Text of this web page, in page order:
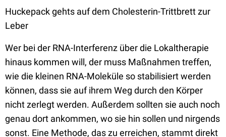
Huckepack gehts auf dem Cholesterin-Trittbrett zur
Leber
Wer bei der RNA-Interferenz über die Lokaltherapie
hinaus kommen will, der muss Maßnahmen treffen,
wie die kleinen RNA-Moleküle so stabilisiert werden
können, dass sie auf ihrem Weg durch den Körper
nicht zerlegt werden. Außerdem sollten sie auch noch
genau dort ankommen, wo sie hin sollen und nirgends
sonst. Eine Methode, das zu erreichen, stammt direkt